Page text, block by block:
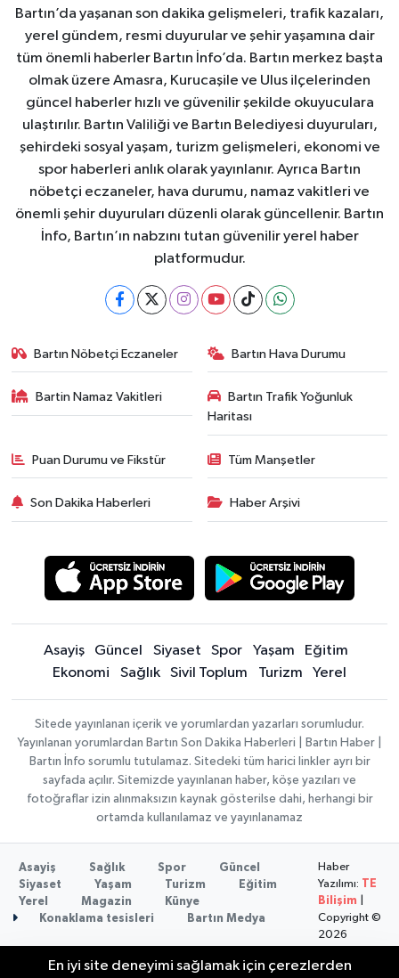
Bartın’da yaşanan son dakika gelişmeleri, trafik kazaları,
yerel gündem, resmi duyurular ve şehir yaşamına dair
tüm önemli haberler Bartın İnfo’da. Bartın merkez başta
olmak üzere Amasra, Kurucaşile ve Ulus ilçelerinden
güncel haberler hızlı ve güvenilir şekilde okuyuculara
ulaştırılır. Bartın Valiliği ve Bartın Belediyesi duyuruları,
şehirdeki sosyal yaşam, turizm gelişmeleri, ekonomi ve
spor haberleri anlık olarak yayınlanır. Ayrıca Bartın
nöbetçi eczaneler, hava durumu, namaz vakitleri ve
önemli şehir duyuruları düzenli olarak güncellenir. Bartın
İnfo, Bartın’ın nabzını tutan güvenilir yerel haber
platformudur.
Bartın Nöbetçi Eczaneler Bartın Hava Durumu
Bartin Namaz Vakitleri
Bartın Trafik Yoğunluk
Haritası
Puan Durumu ve Fikstür Tüm Manşetler
Son Dakika Haberleri Haber Arşivi
Asayiş Güncel Siyaset Spor Yaşam
Eğitim
Ekonomi
Sağlık Sivil Toplum Turizm Yerel
Sitede yayınlanan içerik ve yorumlardan yazarları sorumludur.
Yayınlanan yorumlardan Bartın Son Dakika Haberleri | Bartın Haber |
Bartın İnfo sorumlu tutulamaz. Sitedeki tüm harici linkler ayrı bir
sayfada açılır. Sitemizde yayınlanan haber, köşe yazıları ve
fotoğraflar izin alınmaksızın kaynak gösterilse dahi, herhangi bir
ortamda kullanılamaz ve yayınlanamaz
Asayiş Sağlık Spor
Güncel
Siyaset
Yaşam Turizm
Eğitim
Yerel
Magazin
Künye
Konaklama tesisleri
Bartın Medya
Haber
Yazılımı: TE
Bilişim
Copyright ©
2026
En iyi site deneyimi sağlamak için çerezlerden